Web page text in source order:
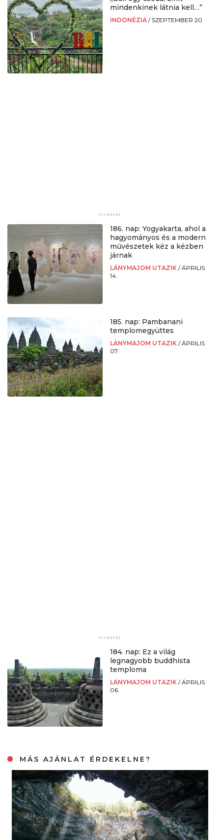
mindenkinek látnia kell…”
INDONÉZIA / SZEPTEMBER 20.
186. nap: Yogyakarta, ahol a
hagyományos és a modern
művészetek kéz a kézben
járnak
LÁNYMAJOM UTAZIK /ÁPRILIS
14.
185. nap: Pambanani
templomegyüttes
LÁNYMAJOM UTAZIK /ÁPRILIS
07.
184. nap: Ez a világ
legnagyobb buddhista
temploma
LÁNYMAJOM UTAZIK /ÁPRILIS
06.
MÁS AJÁNLAT ÉRDEKELNE?